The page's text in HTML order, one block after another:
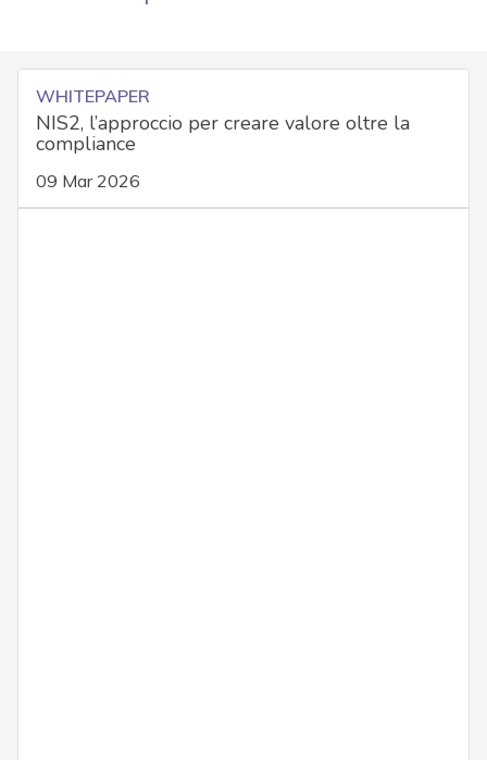
WHITEPAPER
NIS2, l’approccio per creare valore oltre la
compliance
09 Mar 2026